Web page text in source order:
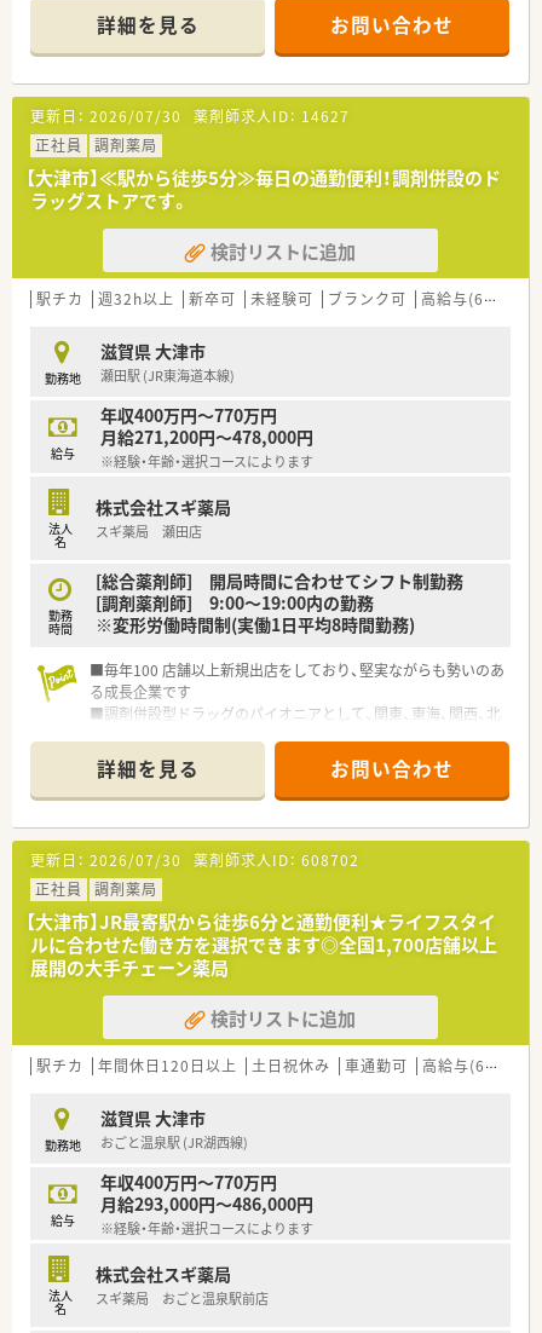
■研修制度は様々なプランがあり、集合研修だけでなく任意で受
講可能な研修も幅広く用意されています
■店舗で活躍する従業員、社外で活躍する従業員、将来経営幹部
となる従業員など、薬剤師として様々な活躍ができるフィールド
を用意されています
■総合薬剤師・調剤薬剤師（土日休み・19時までの勤務）どちらか
の働き方を選択できます
■調剤併設型だけでなく「医療モール・クリニック併設店舗」「敷
地内薬局」「訪問調剤特化型店舗」など様々な店舗を運営してい
ます
■在宅医療にも積極的取り組んでおり「訪問調剤特化型店舗」を
50店舗以上、無菌調剤室は業界最多の51店舗設置しています
■「プラチナくるみん認定企業」「健康経営優良法人2023（大規模
法人部門）認定」等を取得し一人ひとりが働きやすい環境が整備
■充実した研修制度、人事制度、評価制度、キャリア支援制度等
があるのも特徴です
詳細を見る お問い合わせ
更新日： 2026/07/30 薬剤師求人ID： 14627
正社員
調剤薬局
【大津市】≪駅から徒歩5分≫毎日の通勤便利！調剤併設のド
ラッグストアです。
検討リストに追加
駅チカ 週32h以上 新卒可 未経験可 ブランク可 高給与(600万円以上)
勤務地
滋賀県 大津市
瀬田駅 (JR東海道本線)
給与
年収400万円～770万円
月給271,200円～478,000円
※経験・年齢・選択コースによります
法人
名
株式会社スギ薬局
スギ薬局 瀬田店
勤務
時間
[総合薬剤師] 開局時間に合わせてシフト制勤務
[調剤薬剤師] 9:00～19:00内の勤務
※変形労働時間制(実働1日平均8時間勤務)
■毎年100 店舗以上新規出店をしており、堅実ながらも勢いのあ
る成長企業です
■調剤併設型ドラッグのパイオニアとして、関東、東海、関西、北
■研修制度は様々なプランがあり、集合研修だけでなく任意で受
講可能な研修も幅広く用意されています
■店舗で活躍する従業員、社外で活躍する従業員、将来経営幹部
となる従業員など、薬剤師として様々な活躍ができるフィールド
を用意されています
■総合薬剤師・調剤薬剤師（土日休み・19時までの勤務）どちらか
の働き方を選択できます
■調剤併設型だけでなく「医療モール・クリニック併設店舗」「敷
地内薬局」「訪問調剤特化型店舗」など様々な店舗を運営してい
ます
■在宅医療にも積極的取り組んでおり「訪問調剤特化型店舗」を
50店舗以上、無菌調剤室は業界最多の51店舗設置しています
■「プラチナくるみん認定企業」「健康経営優良法人2023（大規模
法人部門）認定」等を取得し一人ひとりが働きやすい環境が整備
されています
があるのも特徴です
詳細を見る お問い合わせ
更新日： 2026/07/30 薬剤師求人ID： 608702
正社員
調剤薬局
【大津市】JR最寄駅から徒歩6分と通勤便利★ライフスタイ
ルに合わせた働き方を選択できます◎全国1,700店舗以上
展開の大手チェーン薬局
検討リストに追加
駅チカ 年間休日120日以上 土日祝休み 車通勤可 高給与(600万円以上)
勤務地
滋賀県 大津市
おごと温泉駅 (JR湖西線)
給与
年収400万円～770万円
月給293,000円～486,000円
※経験・年齢・選択コースによります
法人
名
株式会社スギ薬局
スギ薬局 おごと温泉駅前店